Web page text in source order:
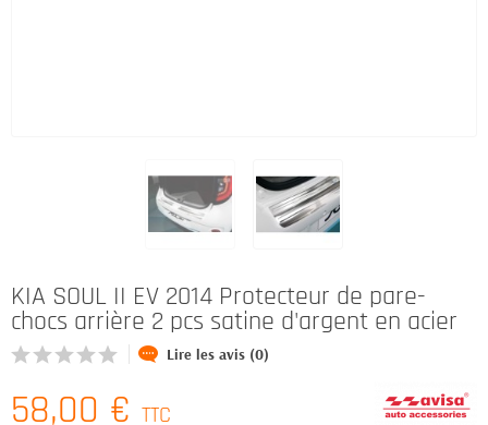
KIA SOUL II EV 2014 Protecteur de pare-
chocs arrière 2 pcs satine d'argent en acier
Lire les avis (0)
58,00 € TTC